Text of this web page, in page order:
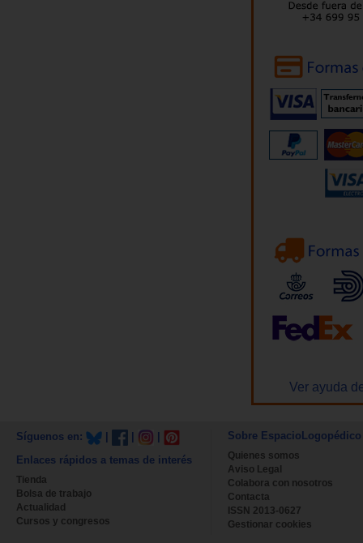
Ver ayuda
Síguenos en:
Enlaces rápidos a temas de interés
Tienda
Bolsa de trabajo
Actualidad
Cursos y congresos
Sobre EspacioLogopédico
Quienes somos
Aviso Legal
Colabora con nosotros
Contacta
ISSN 2013-0627
Gestionar cookies